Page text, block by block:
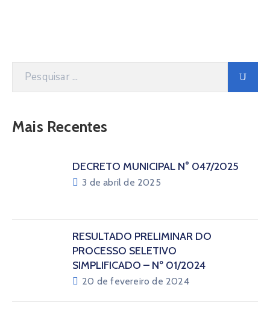
Mais Recentes
DECRETO MUNICIPAL N° 047/2025
3 de abril de 2025
RESULTADO PRELIMINAR DO
PROCESSO SELETIVO
SIMPLIFICADO – Nº 01/2024
20 de fevereiro de 2024